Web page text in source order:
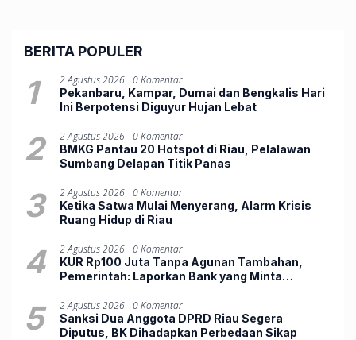
BERITA POPULER
1 2 Agustus 2026 0 Komentar
Pekanbaru, Kampar, Dumai dan Bengkalis Hari
Ini Berpotensi Diguyur Hujan Lebat
2 2 Agustus 2026 0 Komentar
BMKG Pantau 20 Hotspot di Riau, Pelalawan
Sumbang Delapan Titik Panas
3 2 Agustus 2026 0 Komentar
Ketika Satwa Mulai Menyerang, Alarm Krisis
Ruang Hidup di Riau
4 2 Agustus 2026 0 Komentar
KUR Rp100 Juta Tanpa Agunan Tambahan,
Pemerintah: Laporkan Bank yang Minta
5 2 Agustus 2026 0 Komentar
Sanksi Dua Anggota DPRD Riau Segera
Diputus, BK Dihadapkan Perbedaan Sikap